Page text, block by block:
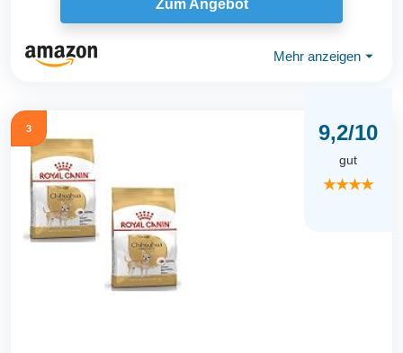
Zum Angebot
Mehr anzeigen ⏷
3 9,2/10
gut
★★★★